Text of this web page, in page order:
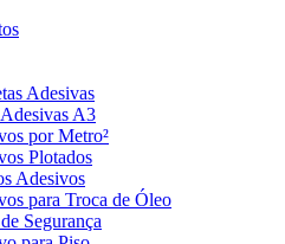
Adesivas
A3
por Metro²
Plotados
Adesivos
para Troca de Óleo
Segurança